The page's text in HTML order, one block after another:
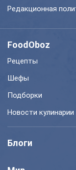
Редакционная
FoodOboz
Рецепты
Шефы
Подборки
Новости кулинарии
Блоги